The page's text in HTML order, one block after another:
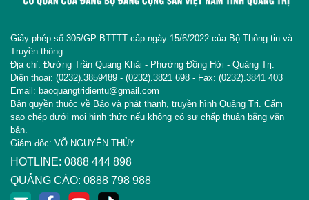
Giấy phép số 305/GP-BTTTT cấp ngày 15/6/2022 của Bộ Thông tin và
Truyền thông
Địa chỉ: Đường Trần Quang Khải - Phường Đồng Hới - Quảng Trị.
Điện thoại: (0232).3859489 - (0232).3821 698 - Fax: (0232).3841 403
Email: baoquangtridientu@gmail.com
Bản quyền thuộc về Báo và phát thanh, truyền hình Quảng Trị. Cấm
sao chép dưới mọi hình thức nếu không có sự chấp thuận bằng văn
bản.
Giám đốc: VÕ NGUYÊN THỦY
HOTLINE: 0888 444 898
QUẢNG CÁO: 0888 798 988